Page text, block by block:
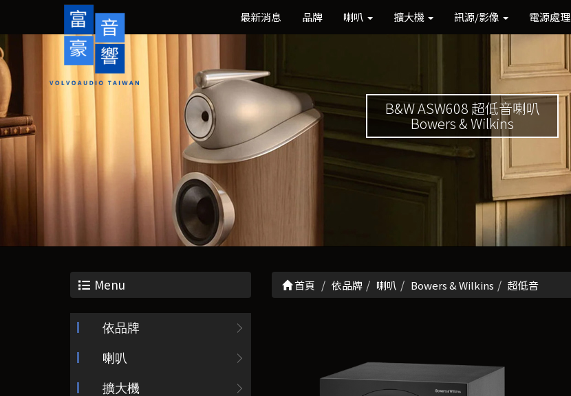
最新消息 品牌 喇叭 擴大機 訊源/影像 電源處理
B&W ASW608 超低音喇叭
Bowers & Wilkins
Menu
依品牌
喇叭
擴大機
首頁 依品牌 喇叭 Bowers & Wilkins 超低音